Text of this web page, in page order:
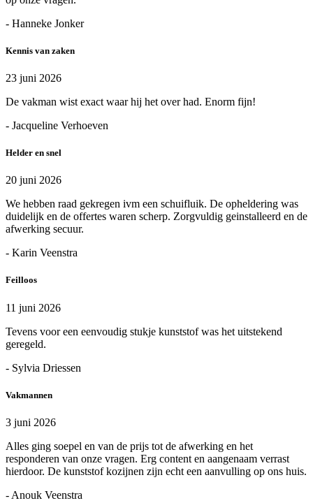
- Hanneke Jonker
Kennis van zaken
23 juni 2026
De vakman wist exact waar hij het over had. Enorm fijn!
- Jacqueline Verhoeven
Helder en snel
20 juni 2026
We hebben raad gekregen ivm een schuifluik. De opheldering was
duidelijk en de offertes waren scherp. Zorgvuldig geinstalleerd en de
afwerking secuur.
- Karin Veenstra
Feilloos
11 juni 2026
Tevens voor een eenvoudig stukje kunststof was het uitstekend
geregeld.
- Sylvia Driessen
Vakmannen
3 juni 2026
Alles ging soepel en van de prijs tot de afwerking en het
responderen van onze vragen. Erg content en aangenaam verrast
hierdoor. De kunststof kozijnen zijn echt een aanvulling op ons huis.
- Anouk Veenstra